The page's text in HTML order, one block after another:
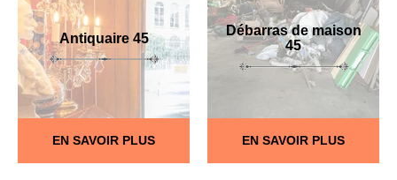
Antiquaire 45
EN SAVOIR PLUS
Débarras de maison
45
EN SAVOIR PLUS